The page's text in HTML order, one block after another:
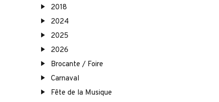
2018
2024
2025
2026
Brocante / Foire
Carnaval
Fête de la Musique